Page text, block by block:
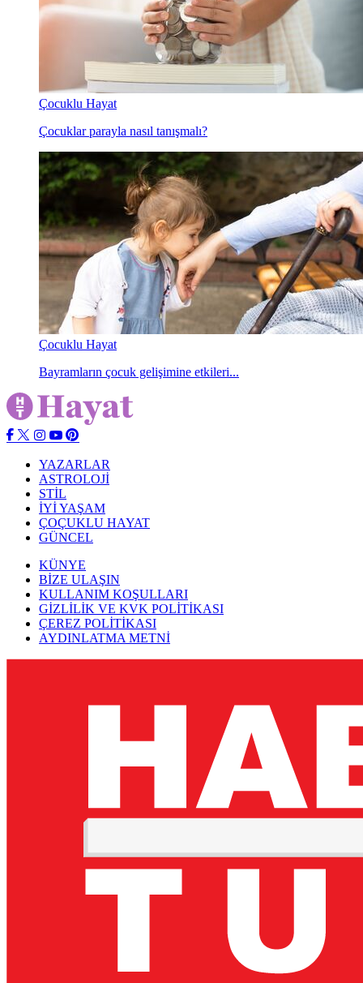
Çocuklu Hayat
Çocuklar parayla nasıl tanışmalı?
Çocuklu Hayat
Bayramların çocuk gelişimine etkileri...
YAZARLAR
ASTROLOJİ
STİL
İYİ YAŞAM
ÇOÇUKLU HAYAT
GÜNCEL
KÜNYE
BİZE ULAŞIN
KULLANIM KOŞULLARI
GİZLİLİK VE KVK POLİTİKASI
ÇEREZ POLİTİKASI
AYDINLATMA METNİ